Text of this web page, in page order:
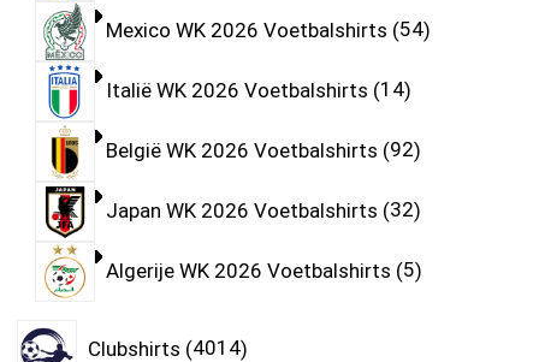
Mexico WK 2026 Voetbalshirts 54
Italië WK 2026 Voetbalshirts 14
België WK 2026 Voetbalshirts 92
Japan WK 2026 Voetbalshirts 32
Algerije WK 2026 Voetbalshirts 5
Clubshirts 4014